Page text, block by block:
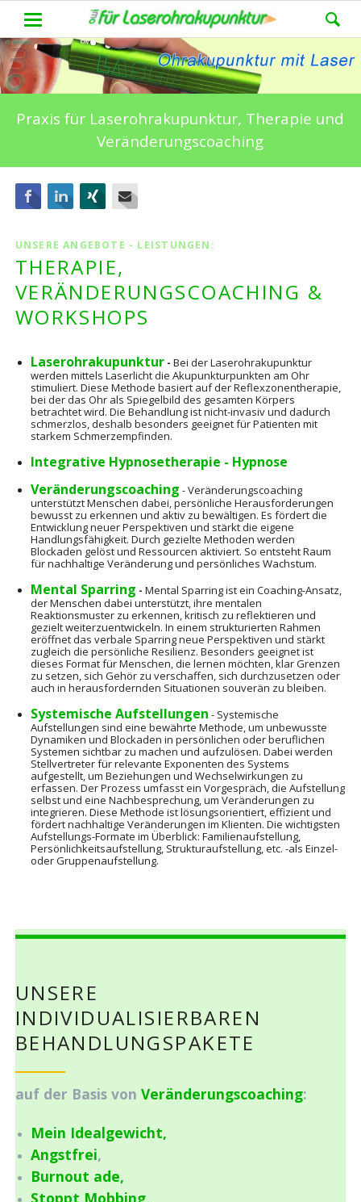
Praxis für Laserohrakupunktur, Therapie und
Veränderungscoaching
FacebookLinkedIn Xing
UNSERE ANGEBOTE - LEISTUNGEN:
THERAPIE,
VERÄNDERUNGSCOACHING &
WORKSHOPS
Laserohrakupunktur- Bei der Laserohrakupunktur
werden mittels Laserlicht die Akupunkturpunkten am Ohr
stimuliert. Diese Methode basiert auf der Reflexzonentherapie,
bei der das Ohr als Spiegelbild des gesamten Körpers
betrachtet wird. Die Behandlung ist nicht-invasiv und dadurch
schmerzlos, deshalb besonders geeignet für Patienten mit
starkem Schmerzempfinden.
Integrative Hypnosetherapie - Hypnose
Veränderungscoaching - Veränderungscoaching
unterstützt Menschen dabei, persönliche Herausforderungen
bewusst zu erkennen und aktiv zu bewältigen. Es fördert die
Entwicklung neuer Perspektiven und stärkt die eigene
Handlungsfähigkeit. Durch gezielte Methoden werden
Blockaden gelöst und Ressourcen aktiviert. So entsteht Raum
für nachhaltige Veränderung und persönliches Wachstum.
Mental Sparring - Mental Sparring ist ein Coaching-Ansatz,
der Menschen dabei unterstützt, ihre mentalen
Reaktionsmuster zu erkennen, kritisch zu reflektieren und
gezielt weiterzuentwickeln. In einem strukturierten Rahmen
eröffnet das verbale Sparring neue Perspektiven und stärkt
zugleich die persönliche Resilienz. Besonders geeignet ist
dieses Format für Menschen, die lernen möchten, klar Grenzen
zu setzen, sich Gehör zu verschaffen, sich durchzusetzen oder
auch in herausfordernden Situationen souverän zu bleiben.
Systemische Aufstellungen - Systemische
Aufstellungen sind eine bewährte Methode, um unbewusste
Dynamiken und Blockaden in persönlichen oder beruflichen
Systemen sichtbar zu machen und aufzulösen. Dabei werden
Stellvertreter für relevante Exponenten des Systems
aufgestellt, um Beziehungen und Wechselwirkungen zu
erfassen. Der Prozess umfasst ein Vorgespräch, die Aufstellung
selbst und eine Nachbesprechung, um Veränderungen zu
integrieren. Diese Methode ist lösungsorientiert, effizient und
fördert nachhaltige Veränderungen im Klienten. Die wichtigsten
Aufstellungs-Formate im Überblick: Familienaufstellung,
Persönlichkeitsaufstellung, Strukturaufstellung, etc. -als Einzel-
oder Gruppenaufstellung.
UNSERE
INDIVIDUALISIERBAREN
BEHANDLUNGSPAKETE
auf der Basis von Veränderungscoaching:
Mein Idealgewicht,
Angstfrei,
Burnout ade,
Stoppt Mobbing,